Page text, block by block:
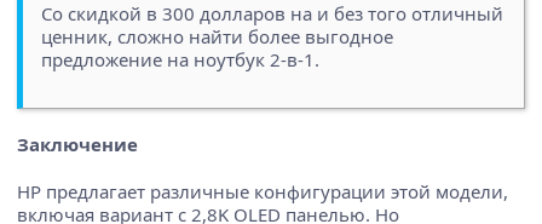
Со скидкой в 300 долларов на и без того отличный
ценник, сложно найти более выгодное
предложение на ноутбук 2-в-1.
Заключение
HP предлагает различные конфигурации этой модели,
включая вариант с 2,8K OLED панелью. Но